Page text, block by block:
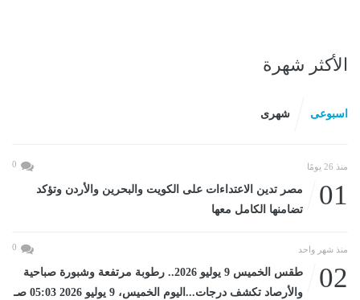
الأكثر شهرة
اسبوعى شهرى
منذ 26 يومًا 0
01
مصر تدين الاعتداءات على الكويت والبحرين والأردن وتؤكد
تضامنها الكامل معها
منذ شهر واحد 0
02
طقس الخميس 9 يوليو 2026.. رطوبة مرتفعة وشبورة صباحية
والأرصاد تكشف درجات...اليوم الخميس، 9 يوليو 2026 05:03 صـ